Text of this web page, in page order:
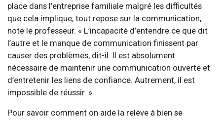
place dans l’entreprise familiale malgré les difficultés
que cela implique, tout repose sur la communication,
note le professeur. « L’incapacité d’entendre ce que dit
l’autre et le manque de communication finissent par
causer des problèmes, dit-il. Il est absolument
nécessaire de maintenir une communication ouverte et
d’entretenir les liens de confiance. Autrement, il est
impossible de réussir. »
Pour savoir comment on aide la relève à bien se